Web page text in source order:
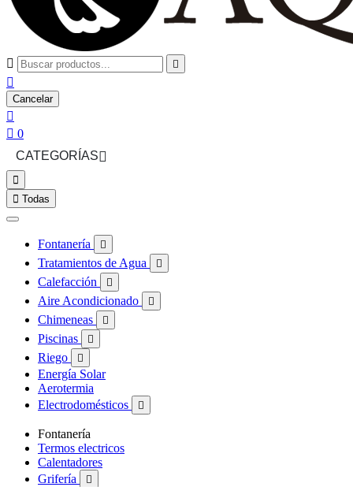
 

Cancelar

 0
CATEGORÍAS

 Todas
Fontanería 
Tratamientos de Agua 
Calefacción 
Aire Acondicionado 
Chimeneas 
Piscinas 
Riego 
Energía Solar
Aerotermia
Electrodomésticos

Fontanería
Termos electricos
Calentadores
Grifería
